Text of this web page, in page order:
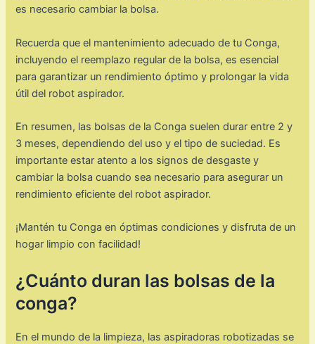
es necesario cambiar la bolsa.
Recuerda que el mantenimiento adecuado de tu Conga,
incluyendo el reemplazo regular de la bolsa, es esencial
para garantizar un rendimiento óptimo y prolongar la vida
útil del robot aspirador.
En resumen, las bolsas de la Conga suelen durar entre 2 y
3 meses, dependiendo del uso y el tipo de suciedad. Es
importante estar atento a los signos de desgaste y
cambiar la bolsa cuando sea necesario para asegurar un
rendimiento eficiente del robot aspirador.
¡Mantén tu Conga en óptimas condiciones y disfruta de un
hogar limpio con facilidad!
¿Cuánto duran las bolsas de la
conga?
En el mundo de la limpieza, las aspiradoras robotizadas se